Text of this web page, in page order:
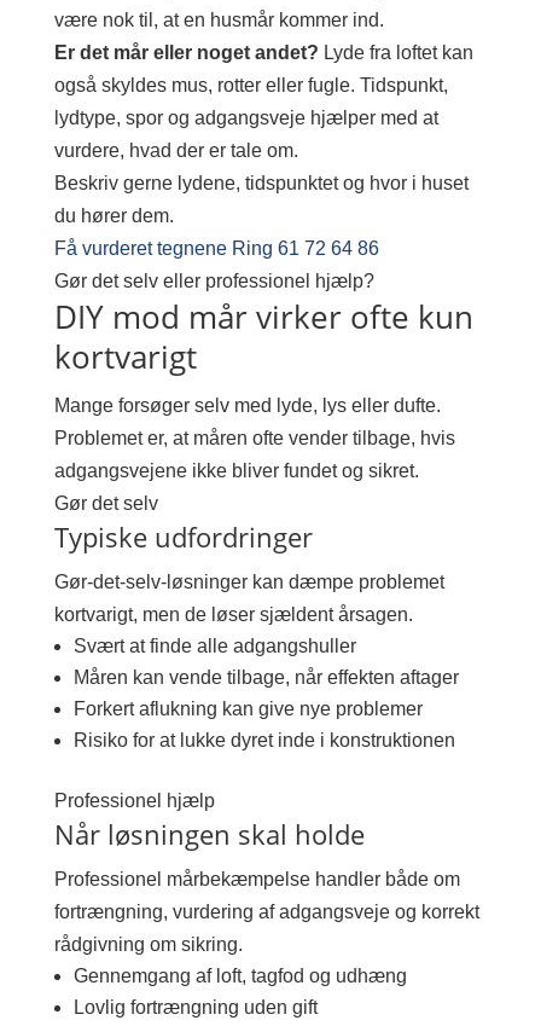
være nok til, at en husmår kommer ind.
Er det mår eller noget andet? Lyde fra loftet kan
også skyldes mus, rotter eller fugle. Tidspunkt,
lydtype, spor og adgangsveje hjælper med at
vurdere, hvad der er tale om.
Beskriv gerne lydene, tidspunktet og hvor i huset
du hører dem.
Få vurderet tegnene Ring 61 72 64 86
Gør det selv eller professionel hjælp?
DIY mod mår virker ofte kun
kortvarigt
Mange forsøger selv med lyde, lys eller dufte.
Problemet er, at måren ofte vender tilbage, hvis
adgangsvejene ikke bliver fundet og sikret.
Gør det selv
Typiske udfordringer
Gør-det-selv-løsninger kan dæmpe problemet
kortvarigt, men de løser sjældent årsagen.
Svært at finde alle adgangshuller
Måren kan vende tilbage, når effekten aftager
Forkert aflukning kan give nye problemer
Risiko for at lukke dyret inde i konstruktionen
Professionel hjælp
Når løsningen skal holde
Professionel mårbekæmpelse handler både om
fortrængning, vurdering af adgangsveje og korrekt
rådgivning om sikring.
Gennemgang af loft, tagfod og udhæng
Lovlig fortrængning uden gift